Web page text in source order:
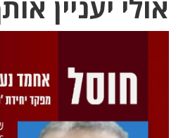
אולי יעניין